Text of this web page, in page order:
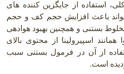
استفاده از جایگزین کننده های
باعث افزایش حجم کف و حجم
بستنی و همچنین بهبود هوادهی
همانند اسپیرولینا از محتوی بالای
از آن در فرمول بستنی سبب
است.